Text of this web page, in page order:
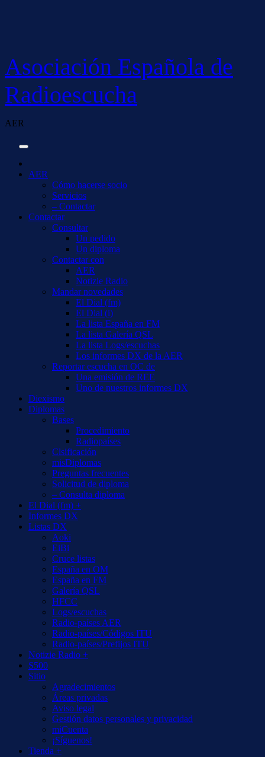
Asociación Española de
Radioescucha
AER
AER
Cómo hacerse socio
Servicios
– Contactar
Contactar
Consultar
Un pedido
Un diploma
Contactar con
AER
Notizie Radio
Mandar novedades
El Dial (fm)
El Dial (i)
La lista España en FM
La lista Galería QSL
La lista Logs/escuchas
Los informes DX de la AER
Reportar escucha en OC de
Una emisión de REE
Uno de nuestros informes DX
Diexismo
Diplomas
Bases
Procedimiento
Radiopaíses
Clsificación
misDiplomas
Preguntas frecuentes
Solicitud de diploma
– Consulta diploma
El Dial (fm) +
Informes DX
Listas DX
Aoki
EiBi
Cruce listas
España en OM
España en FM
Galería QSL
HFCC
Logs/escuchas
Radio-países AER
Radio-países/Códigos ITU
Radio-países/Prefijos ITU
Notizie Radio +
S500
Sitio
Agradecimientos
Áreas privadas
Aviso legal
Gestión datos personales y privacidad
miCuenta
¡Síguenos!
Tienda +